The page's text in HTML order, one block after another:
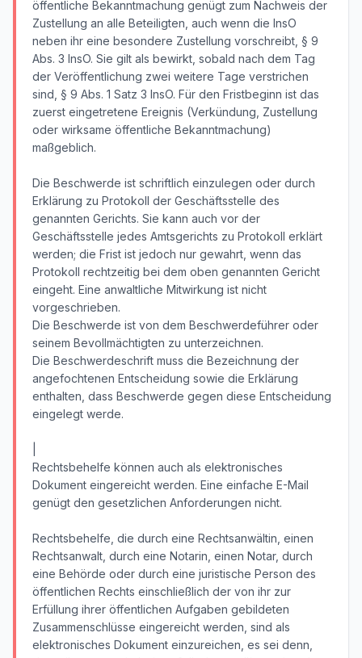
öffentliche Bekanntmachung genügt zum Nachweis der
Zustellung an alle Beteiligten, auch wenn die InsO
neben ihr eine besondere Zustellung vorschreibt, § 9
Abs. 3 InsO. Sie gilt als bewirkt, sobald nach dem Tag
der Veröffentlichung zwei weitere Tage verstrichen
sind, § 9 Abs. 1 Satz 3 InsO. Für den Fristbeginn ist das
zuerst eingetretene Ereignis (Verkündung, Zustellung
oder wirksame öffentliche Bekanntmachung)
maßgeblich.
Die Beschwerde ist schriftlich einzulegen oder durch
Erklärung zu Protokoll der Geschäftsstelle des
genannten Gerichts. Sie kann auch vor der
Geschäftsstelle jedes Amtsgerichts zu Protokoll erklärt
werden; die Frist ist jedoch nur gewahrt, wenn das
Protokoll rechtzeitig bei dem oben genannten Gericht
eingeht. Eine anwaltliche Mitwirkung ist nicht
vorgeschrieben.
Die Beschwerde ist von dem Beschwerdeführer oder
seinem Bevollmächtigten zu unterzeichnen.
Die Beschwerdeschrift muss die Bezeichnung der
angefochtenen Entscheidung sowie die Erklärung
enthalten, dass Beschwerde gegen diese Entscheidung
eingelegt werde.
Rechtsbehelfe können auch als elektronisches
Dokument eingereicht werden. Eine einfache E-Mail
genügt den gesetzlichen Anforderungen nicht.
Rechtsbehelfe, die durch eine Rechtsanwältin, einen
Rechtsanwalt, durch eine Notarin, einen Notar, durch
eine Behörde oder durch eine juristische Person des
öffentlichen Rechts einschließlich der von ihr zur
Erfüllung ihrer öffentlichen Aufgaben gebildeten
Zusammenschlüsse eingereicht werden, sind als
elektronisches Dokument einzureichen, es sei denn,